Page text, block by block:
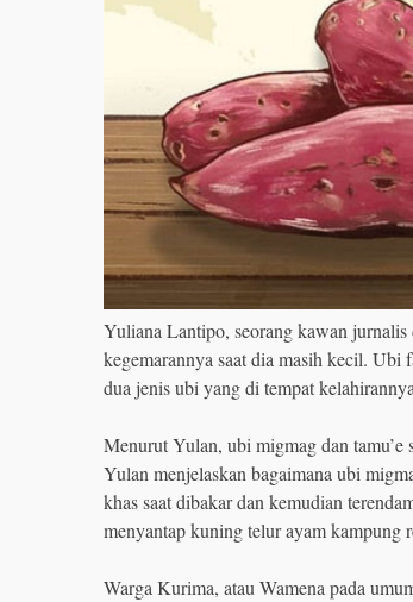
Yuliana Lantipo, seorang kawan jurnalis
kegemarannya saat dia masih kecil.
dua jenis ubi yang di tempat
Menurut Yulan, ubi migmag dan tamu’e
Yulan menjelaskan bagaimana ubi
khas saat dibakar dan kemudian
menyantap kuning telur ayam kampung
Warga Kurima, atau Wamena pada